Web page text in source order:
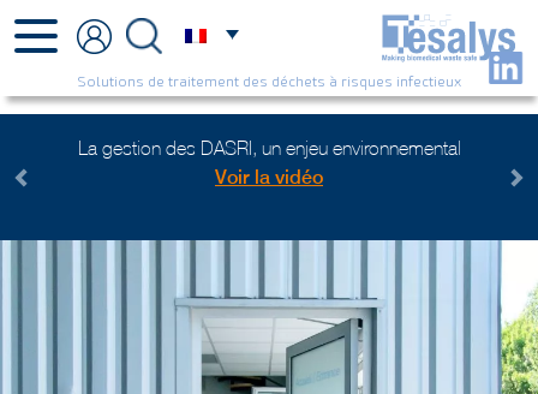
Solutions de traitement des déchets à risques infectieux
La gestion des DASRI, un enjeu environnemental
Voir la vidéo
Next